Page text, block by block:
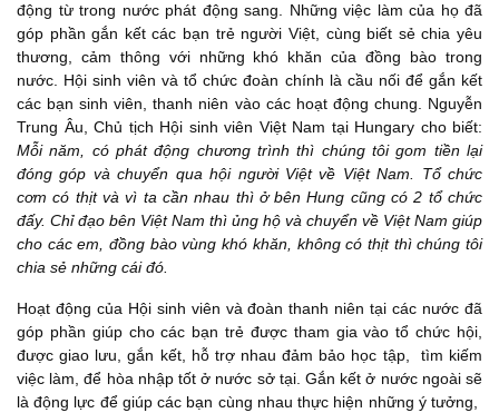
động từ trong nước phát động sang. Những việc làm của họ đã
góp phần gắn kết các bạn trẻ người Việt, cùng biết sẻ chia yêu
thương, cảm thông với những khó khăn của đồng bào trong
nước. Hội sinh viên và tổ chức đoàn chính là cầu nối để gắn kết
các bạn sinh viên, thanh niên vào các hoạt động chung. Nguyễn
Trung Âu, Chủ tịch Hội sinh viên Việt Nam tại Hungary cho biết:
Mỗi năm, có phát động chương trình thì chúng tôi gom tiền lại
đóng góp và chuyển qua hội người Việt về Việt Nam. Tổ chức
cơm có thịt và vì ta cần nhau thì ở bên Hung cũng có 2 tổ chức
đấy. Chỉ đạo bên Việt Nam thì ủng hộ và chuyển về Việt Nam giúp
cho các em, đồng bào vùng khó khăn, không có thịt thì chúng tôi
chia sẻ những cái đó.
Hoạt động của Hội sinh viên và đoàn thanh niên tại các nước đã
góp phần giúp cho các bạn trẻ được tham gia vào tổ chức hội,
được giao lưu, gắn kết, hỗ trợ nhau đảm bảo học tập, tìm kiếm
việc làm, để hòa nhập tốt ở nước sở tại. Gắn kết ở nước ngoài sẽ
là động lực để giúp các bạn cùng nhau thực hiện những ý tưởng,